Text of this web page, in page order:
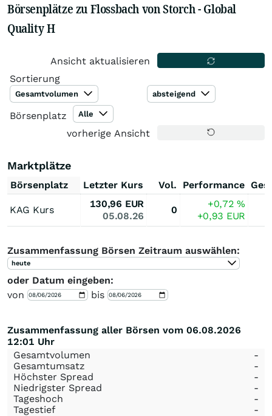
Börsenplätze zu Flossbach von Storch - Global
Quality H
Ansicht aktualisieren
Sortierung
Gesamtvolumen absteigend
Börsenplatz Alle
vorherige Ansicht
Marktplätze
Börsenplatz Letzter Kurs Vol. Performance
KAG Kurs
130,96 EUR
05.08.26
0
+0,72%
+0,93 EUR
Zusammenfassung Börsen Zeitraum auswählen:
heute
oder Datum eingeben:
von
bis
Zusammenfassung aller Börsen vom 06.08.2026
12:01 Uhr
Gesamtvolumen
-
Gesamtumsatz
-
Höchster Spread
-
Niedrigster Spread
-
Tageshoch
-
Tagestief
-